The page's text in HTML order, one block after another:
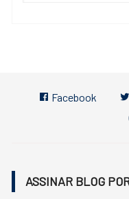
Facebook
ASSINAR BLOG